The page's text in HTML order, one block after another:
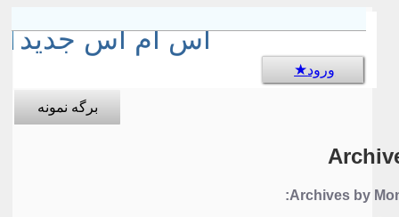
اس ام اس جدید
ورود
برگه نمونه
Archives by